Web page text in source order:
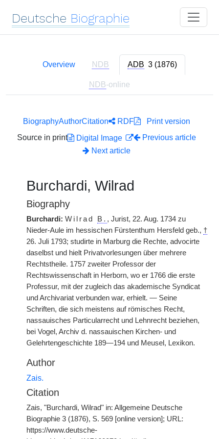
Deutsche Biographie
Overview NDB ADB 3 (1876)
NDB-online
BiographyAuthorCitation RDF
Print version
Source in print
Digital Image
Previous article
Next article
Burchardi, Wilrad
Biography
Burchardi: Wilrad B. , Jurist, 22. Aug. 1734 zu
Nieder-Aule im hessischen Fürstenthum Hersfeld geb., †
26. Juli 1793; studirte in Marburg die Rechte, advocirte
daselbst und hielt Privatvorlesungen über mehrere
Rechtstheile. 1757 zweiter Professor der
Rechtswissenschaft in Herborn, wo er 1766 die erste
Professur, mit der zugleich das akademische Syndicat
und Archivariat verbunden war, erhielt. — Seine
Schriften, die sich meistens auf römisches Recht,
nassauisches Particularrecht und Lehnrecht beziehen,
bei Vogel, Archiv d. nassauischen Kirchen- und
Gelehrtengeschichte 189—194 und Meusel, Lexikon.
Author
Zais.
Citation
Zais, "Burchardi, Wilrad" in: Allgemeine Deutsche
Biographie 3 (1876), S. 569 [online version]; URL:
https://www.deutsche-